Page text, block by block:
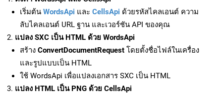
เริ่มต้น WordsApi และ CellsApi ด้วยรหัสไคลเอนต์ ความ
ลับไคลเอนต์ URL ฐาน และเวอร์ชัน API ของคุณ
แปลง SXC เป็น HTML ด้วย WordsApi
สร้าง ConvertDocumentRequest โดยตั้งชื่อไฟล์ในเครื่อง
และรูปแบบเป็น HTML
ใช้ WordsApi เพื่อแปลงเอกสาร SXC เป็น HTML
แปลง HTML เป็น PNG ด้วย CellsApi